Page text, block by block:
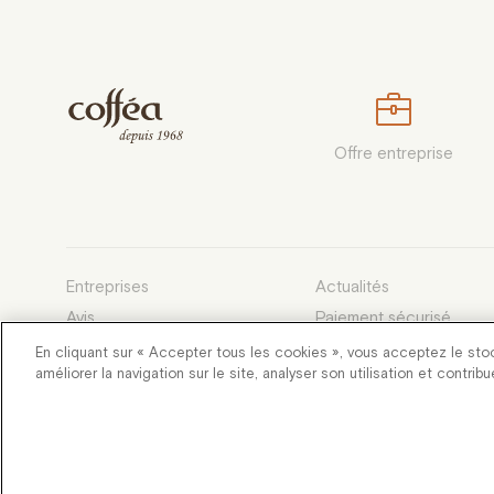
Offre entreprise
Entreprises Actualités
Avis
Paiement sécurisé
Devenez franchisé
Conditions générales
En cliquant sur « Accepter tous les cookies », vous acceptez le
améliorer la navigation sur le site, analyser son utilisation et